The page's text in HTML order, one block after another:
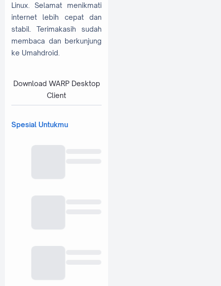
Linux. Selamat menikmati
internet lebih cepat dan
stabil. Terimakasih sudah
membaca dan berkunjung
ke Umahdroid.
Download WARP Desktop
Client
Spesial Untukmu